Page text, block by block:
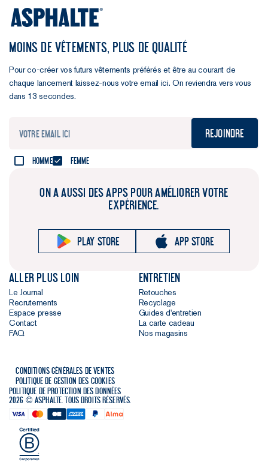
MOINS DE VÊTEMENTS, PLUS DE QUALITÉ
Pour co-créer vos futurs vêtements préférés et être au courant de
chaque lancement laissez-nous votre email ici. On reviendra vers vous
dans 13 secondes.
Rejoindre
Homme Femme
ON A AUSSI DES APPS POUR AMÉLIORER VOTRE
EXPÉRIENCE.
Play store App store
Aller plus loin
Le Journal
Recrutements
Espace presse
Contact
FAQ
Entretien
Retouches
Recyclage
Guides d'entretien
La carte cadeau
Nos magasins
Conditions générales de ventes
Politique de gestion des cookies
Politique de protection des données
2026 © Asphalte. Tous droits réservés.